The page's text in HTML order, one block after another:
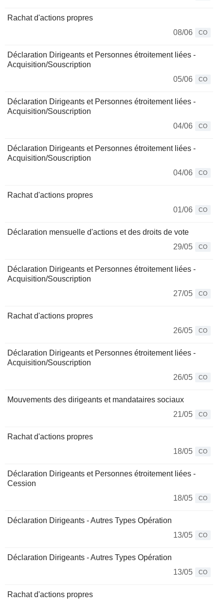
Rachat d'actions propres
08/06
CO
Déclaration Dirigeants et Personnes étroitement liées -
Acquisition/Souscription
05/06
CO
Déclaration Dirigeants et Personnes étroitement liées -
Acquisition/Souscription
04/06
CO
Déclaration Dirigeants et Personnes étroitement liées -
Acquisition/Souscription
04/06
CO
Rachat d'actions propres
01/06
CO
Déclaration mensuelle d'actions et des droits de vote
29/05
CO
Déclaration Dirigeants et Personnes étroitement liées -
Acquisition/Souscription
27/05
CO
Rachat d'actions propres
26/05
CO
Déclaration Dirigeants et Personnes étroitement liées -
Acquisition/Souscription
26/05
CO
Mouvements des dirigeants et mandataires sociaux
21/05
CO
Rachat d'actions propres
18/05
CO
Déclaration Dirigeants et Personnes étroitement liées -
Cession
18/05
CO
Déclaration Dirigeants - Autres Types Opération
13/05
CO
Déclaration Dirigeants - Autres Types Opération
13/05
CO
Rachat d'actions propres